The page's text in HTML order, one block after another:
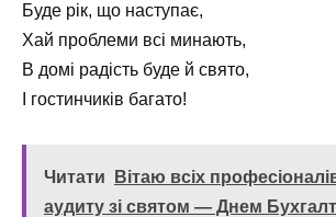
Буде рік, що наступає,
Хай проблеми всі минають,
В домі радість буде й свято,
І гостинчиків багато!
Читати
Вітаю всіх
аудиту зі святом — Днем